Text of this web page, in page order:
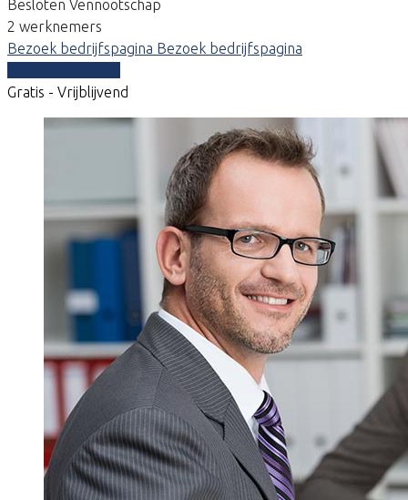
Besloten Vennootschap
2 werknemers
Bezoek bedrijfspagina Bezoek bedrijfspagina
Gratis - Vrijblijvend